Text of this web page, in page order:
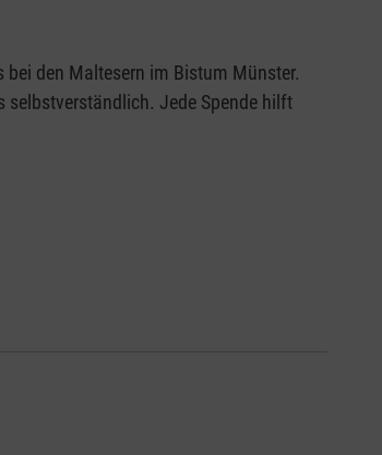
bei den Maltesern im Bistum Münster.
selbstverständlich. Jede Spende hilft